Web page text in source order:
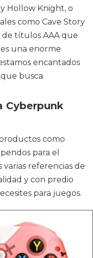
Hollow Knight, o
como Cave Story
de títulos AAA que
una enorme
encantados
busca.
Cyberpunk
como
para el
referencias de
y con predio
para juegos.